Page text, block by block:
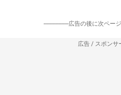
-----------------広告の後に次ペー
広告 / スポンサ